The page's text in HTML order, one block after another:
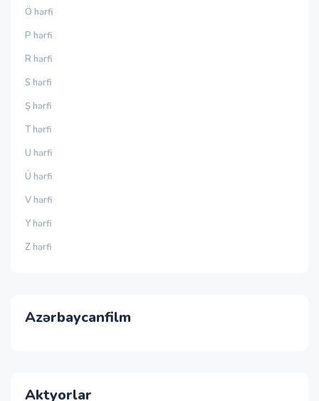
Ö hərfi
P hərfi
R hərfi
S hərfi
Ş hərfi
T hərfi
U hərfi
Ü hərfi
V hərfi
Y hərfi
Z hərfi
Azərbaycanfilm
Aktyorlar